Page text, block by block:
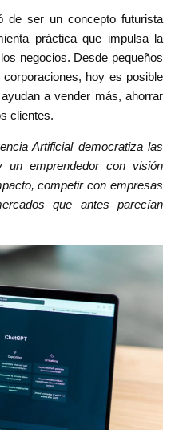
de ser un concepto futurista
práctica que impulsa la
negocios. Desde pequeños
hoy es posible
a vender más, ahorrar
clientes.
Artificial democratiza las
un emprendedor con visión
competir con empresas
que antes parecían